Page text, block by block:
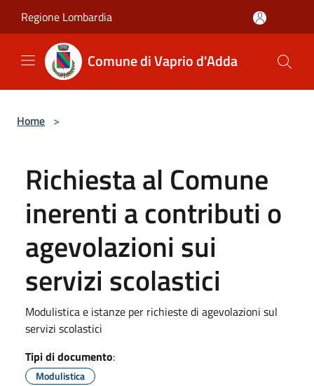
Regione Lombardia
Comune di Vaprio d'Adda
Home >
Richiesta al Comune
inerenti a contributi o
agevolazioni sui
servizi scolastici
Modulistica e istanze per richieste di agevolazioni sul
servizi scolastici
Tipi di documento:
Modulistica